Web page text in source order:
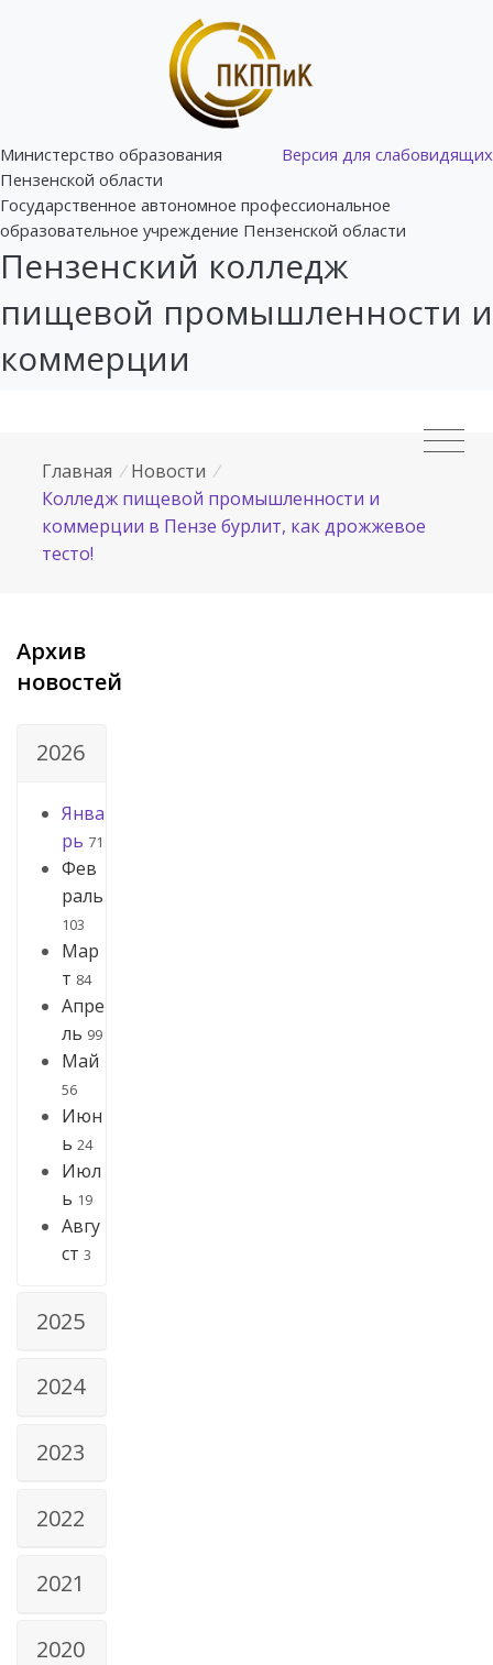
Версия для слабовидящих
Министерство образования
Пензенской области
Государственное автономное профессиональное
образовательное учреждение Пензенской области
Пензенский колледж
пищевой промышленности и
коммерции
Главная / Новости /
Колледж пищевой промышленности и
коммерции в Пензе бурлит, как дрожжевое
тесто!
Архив
новостей
2026
Янва
рь 71
Фев
раль
103
Мар
т 84
Апре
ль 99
Май
56
Июн
ь 24
Июл
ь 19
Авгу
ст 3
2025
2024
2023
2022
2021
2020